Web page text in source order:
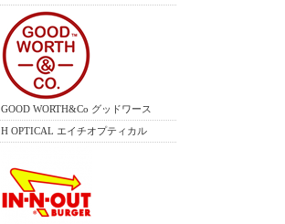
GOOD WORTH&Co グッドワース
H OPTICAL エイチオプティカル